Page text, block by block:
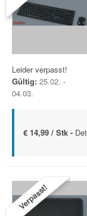
Leider verpasst!
Gültig: 25.02. -
04.03.
€ 14,99 / Stk -
Verpasst!